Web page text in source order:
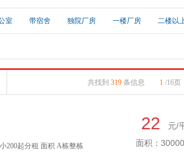
室 带宿舍 独院厂房 一楼厂房 二楼以
共找到 319 条信息 1 /16页
200起分租 面积 A栋整栋
22
元/
面积：